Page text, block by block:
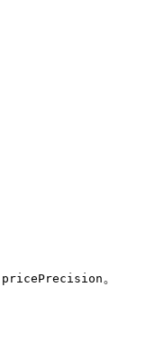
pricePrecision 。